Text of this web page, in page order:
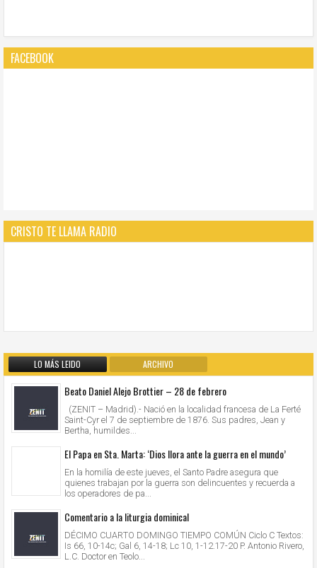
FACEBOOK
CRISTO TE LLAMA RADIO
LO MÁS LEIDO ARCHIVO
Beato Daniel Alejo Brottier – 28 de febrero
(ZENIT – Madrid).- Nació en la localidad francesa de La Ferté
Saint-Cyr el 7 de septiembre de 1876. Sus padres, Jean y
Bertha, humildes...
El Papa en Sta. Marta: ‘Dios llora ante la guerra en el mundo’
En la homilía de este jueves, el Santo Padre asegura que
quienes trabajan por la guerra son delincuentes y recuerda a
los operadores de pa...
Comentario a la liturgia dominical
DÉCIMO CUARTO DOMINGO TIEMPO COMÚN Ciclo C Textos:
Is 66, 10-14c; Gal 6, 14-18; Lc 10, 1-12.17-20 P. Antonio Rivero,
L.C. Doctor en Teolo...